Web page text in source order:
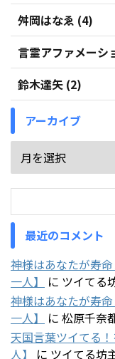
舛岡はなゑ (4)
言霊アファメーシ
鈴木達矢 (2)
アーカイブ
最近のコメント
神様はあなたが寿
一人】
に ツイてる
神様はあなたが寿
一人】
に 松原千奈
天国言葉ツイてる
人】
に ツイてる坊